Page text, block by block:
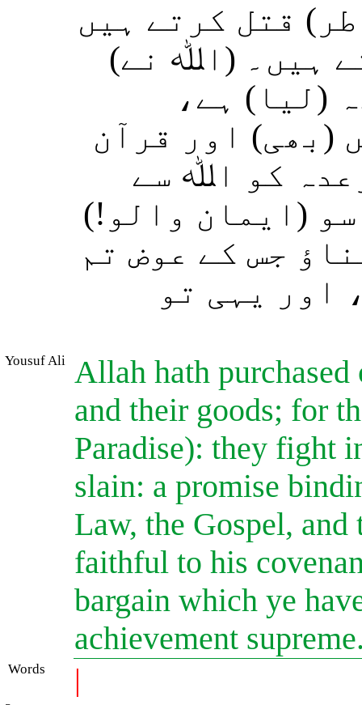
قتل کرتے ہیں
ہیں۔ (اﷲ نے)
(لیا) ہے،
(بھی) اور قرآن
کو اﷲ سے
(ایمان والو!)
جس کے عوض تم
اور یہی تو
Yousuf Ali Allah hath
and their goods; for
Paradise): they fight
slain: a promise
Law, the Gospel,
faithful to his
bargain which ye
achievement
Words |